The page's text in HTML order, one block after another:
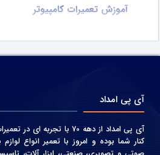
آموزش تعمیرات کامپیوتر
آی پی امداد
آی پی امداد از دهه 70 با تجربه
کنار شما بوده و امروز با تعمیر انواع